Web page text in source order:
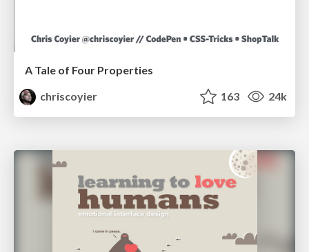
A Tale of Four Properties
chriscoyier
163 24k